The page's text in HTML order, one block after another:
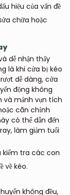
hiệu của vấn đề
chữa hoặc
dễ nhận thấy
là khi cửa bị kéo
dễ dàng, cửa
động không
và mảnh vụn tích
căn chỉnh
có thể dẫn đến
làm giảm tuổi
kiểm tra các con
về kéo.
không đều,